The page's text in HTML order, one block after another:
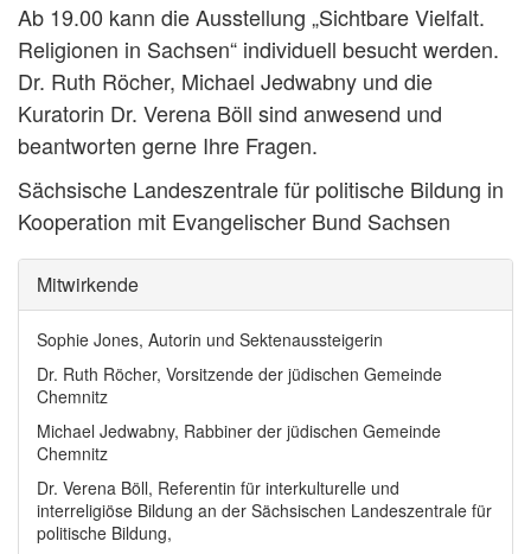
Ab 19.00 kann die Ausstellung „Sichtbare Vielfalt.
Religionen in Sachsen“ individuell besucht werden.
Dr. Ruth Röcher, Michael Jedwabny und die
Kuratorin Dr. Verena Böll sind anwesend und
beantworten gerne Ihre Fragen.
Sächsische Landeszentrale für politische Bildung in
Kooperation mit Evangelischer Bund Sachsen
Mitwirkende
Sophie Jones, Autorin und Sektenaussteigerin
Dr. Ruth Röcher, Vorsitzende der jüdischen Gemeinde
Chemnitz
Michael Jedwabny, Rabbiner der jüdischen Gemeinde
Chemnitz
Dr. Verena Böll, Referentin für interkulturelle und
interreligiöse Bildung an der Sächsischen Landeszentrale für
politische Bildung,